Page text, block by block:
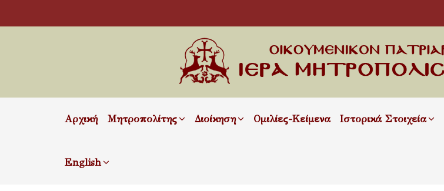
Αρχική Μητροπολίτης Διοίκηση Ομιλίες-Κείμενα Ιστορικά Στοιχεία
English